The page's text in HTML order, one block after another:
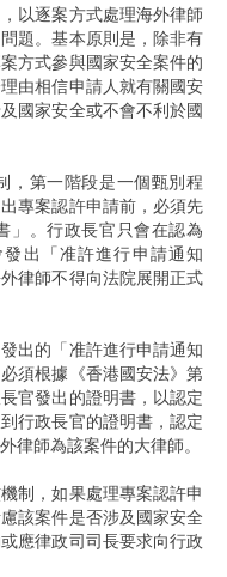
以逐案方式處理海外律師
題。基本原則是，除非有
方式參與國家安全案件的
由相信申請人就有關國安
國家安全或不會不利於國
第一階段是一個甄別程
專案認許申請前，必須先
」。行政長官只會在認為
出「准許進行申請通知
律師不得向法院展開正式
出的「准許進行申請通知
須根據《香港國安法》第
官發出的證明書，以認定
行政長官的證明書，認定
律師為該案件的大律師。
，如果處理專案認許申
該案件是否涉及國家安全
應律政司司長要求向行政